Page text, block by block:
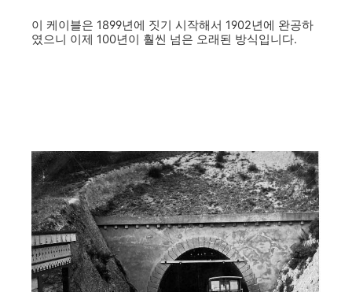
이 케이블은 1899년에 짓기 시작해서 1902년에 완공하
였으니 이제 100년이 훨씬 넘은 오래된 방식입니다.